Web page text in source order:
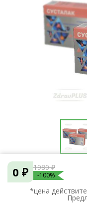
0 ₽ 1980 ₽
-100%
*цена